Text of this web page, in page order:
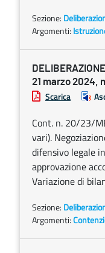
Sezione:
Argomenti:
21 marzo 2024,
Scarica
Cont. n. 20/23/
vari).
difensivo legale
approvazione
Variazione di
Sezione:
Argomenti: